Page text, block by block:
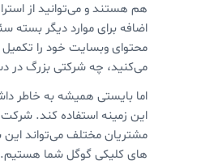
هم هستند و می‌توانید از
اضافه برای موارد دیگر بسته
محتوای وبسایت خود را تکمیل
می‌کنید، چه شرکتی بزرگ در
اما بایستی همیشه به خاطر
این زمینه استفاده کند.
مشتریان مختلف می‌تواند
های کلیکی گوگل شما هستیم.